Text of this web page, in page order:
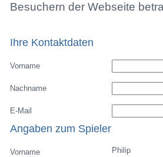
Besuchern der Webseite
Ihre Kontaktdaten
Vorname
Nachname
E-Mail
Angaben zum Spieler
Vorname Philip